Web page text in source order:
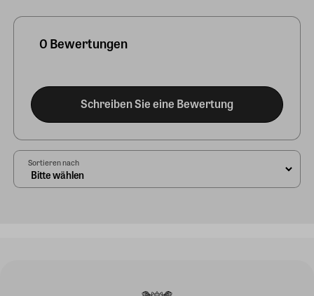
0 Bewertungen
Schreiben Sie eine Bewertung
Sortieren nach